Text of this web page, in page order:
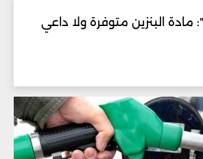
مادة البنزين متوفرة ولا داعي